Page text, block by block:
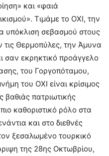
και «φαιά
Τιμάμε το ΟΧΙ, την
υπόκλιση σεβασμού στους
Θερμοπύλες, την Άμυνα
σαν εκρηκτικό προάγγελο
του Γοργοπόταμου,
του ΟΧΙ είναι κρίσιμος
πατριωτικής
καθοριστικό ρόλο στα
και στο διεθνές
ξεσαλωμένο τουρκικό
της 28ης Οκτωβρίου,